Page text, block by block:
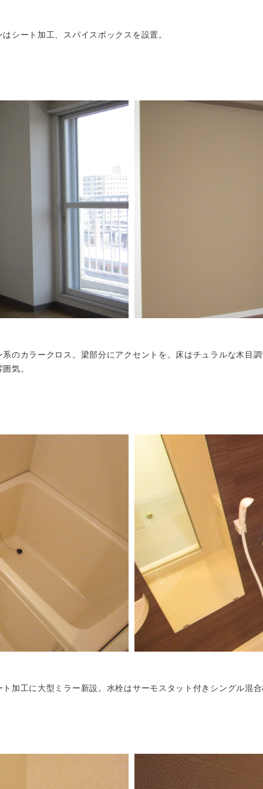
はシート加工、スパイスボックスを設置。
系のカラークロス。梁部分にアクセントを。床はチュラルな木目
気。
ト加工に大型ミラー新設。水栓はサーモスタット付きシングル混